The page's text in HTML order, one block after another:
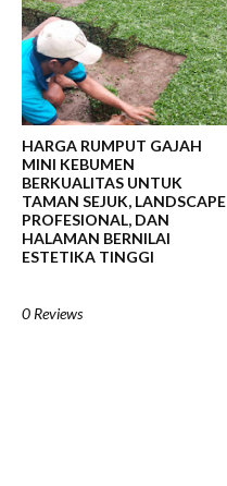
HARGA RUMPUT GAJAH
MINI KEBUMEN
BERKUALITAS UNTUK
TAMAN SEJUK, LANDSCAPE
PROFESIONAL, DAN
HALAMAN BERNILAI
ESTETIKA TINGGI
0 Reviews